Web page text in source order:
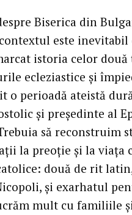
Biserica din
este
istoria celor două
ecleziastice și
o perioadă ateistă
și președinte al
să reconstruim
la preoție și la viața
două de rit
și exarhatul
mult cu familiile